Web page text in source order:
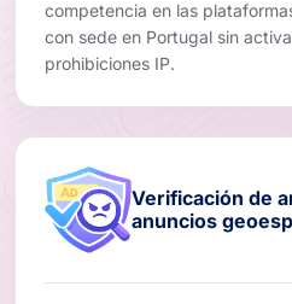
competencia en las
con sede en Portugal sin
prohibiciones IP.
Verificación de
anuncios